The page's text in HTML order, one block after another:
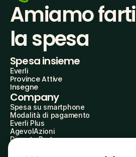
Amiamo farti
la spesa
Spesa insieme
Everli
Province Attive
Insegne
Company
Spesa su smartphone
Modalità di pagamento
Everli Plus
AgevolAzioni
Diventa Partner